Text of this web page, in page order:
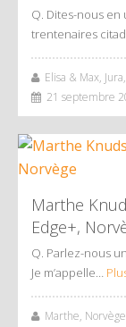
Q. Dites-nous
trentenaires
Elisa & Max,
21 septembre
Marthe
Edge+,
Q. Parlez-nous
Je m’appelle…
Marthe, Norvège